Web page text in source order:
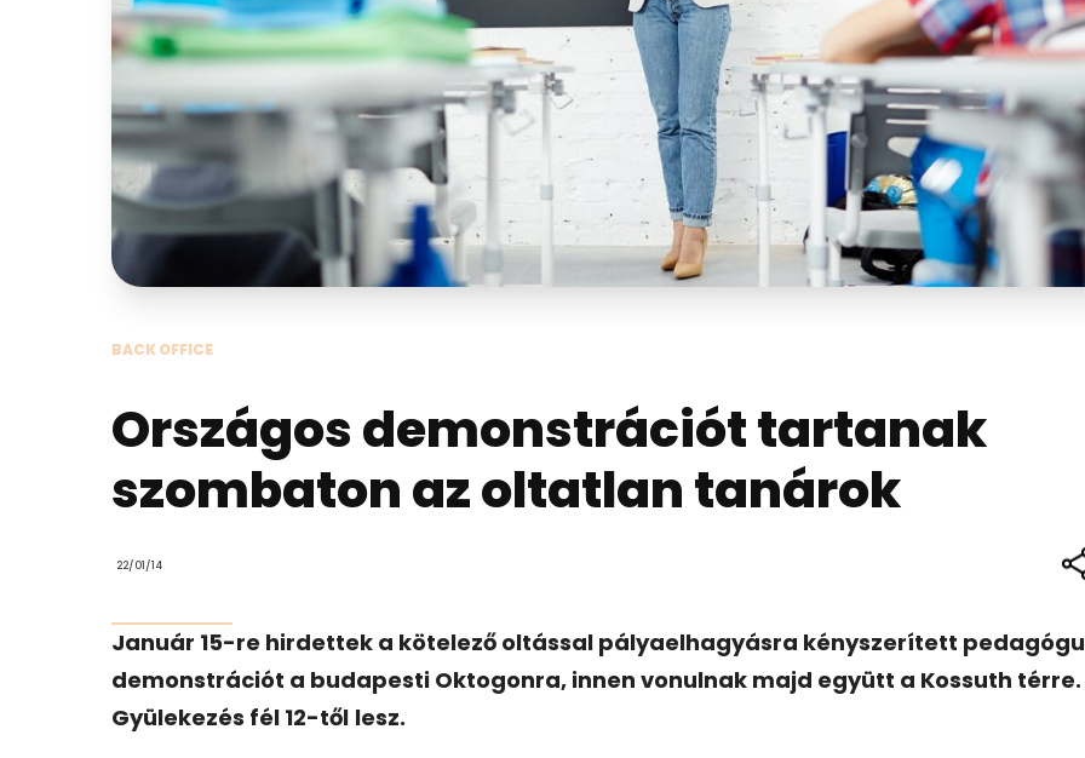
BACK OFFICE
Országos demonstrációt tartanak
szombaton az oltatlan tanárok
22/01/14
Január 15-re hirdettek a kötelező oltással pályaelhagyásra kényszerített
demonstrációt a budapesti Oktogonra, innen vonulnak majd együtt a Kossuth térre.
Gyülekezés fél 12-től lesz.